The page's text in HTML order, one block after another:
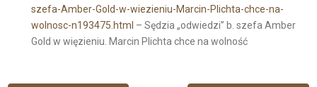
szefa-Amber-Gold-w-wiezieniu-Marcin-Plichta-chce-na-
wolnosc-n193475.html – Sędzia „odwiedzi” b. szefa Amber
Gold w więzieniu. Marcin Plichta chce na wolność